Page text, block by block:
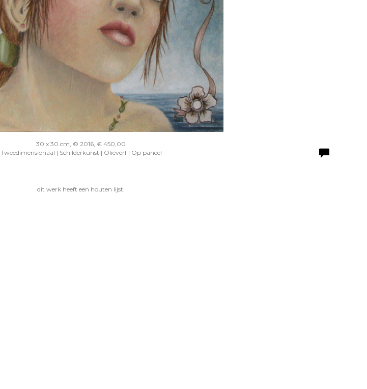
30 x 30 cm, © 2016, € 450,00
Tweedimensionaal | Schilderkunst | Olieverf | Op paneel
dit werk heeft een houten lijst.